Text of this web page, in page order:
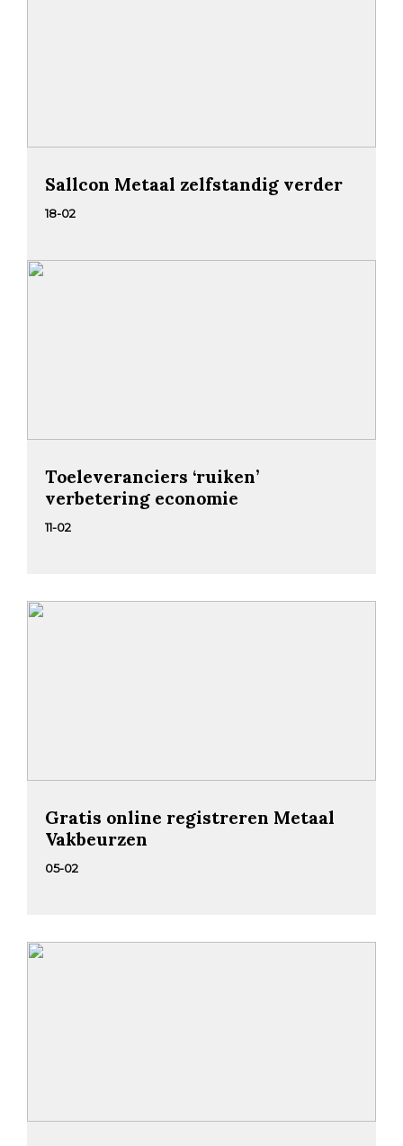
Sallcon Metaal zelfstandig verder
18-02
Toeleveranciers ‘ruiken’
verbetering economie
11-02
Gratis online registreren Metaal
Vakbeurzen
05-02